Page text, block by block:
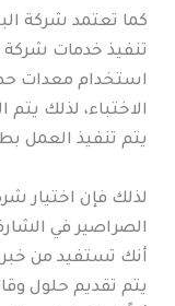
كما تعتمد شركة
تنفيذ خدمات
استخدام معدات
الاختباء، لذلك
يتم تنفيذ العمل
لذلك فإن اختيار
الصراصير في
أنك تستفيد من
يتم تقديم حلول